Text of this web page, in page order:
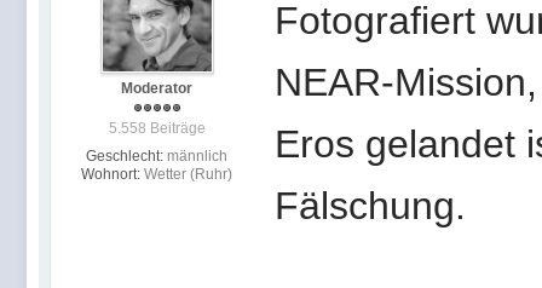
Moderator
5.558 Beiträge
Geschlecht: männlich
Wohnort: Wetter (Ruhr)
Fotografiert
NEAR-
Eros gelandet
Fälschung.